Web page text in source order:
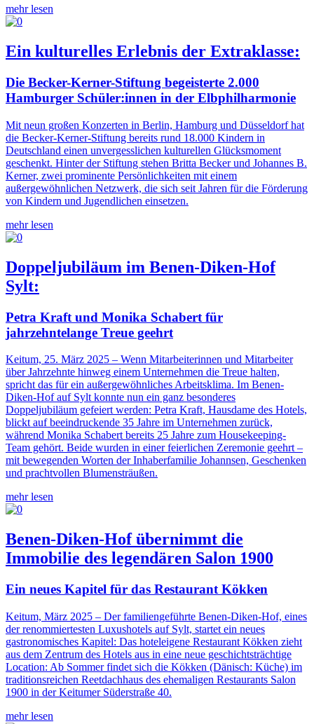
mehr lesen
Ein kulturelles Erlebnis der Extraklasse:
Die Becker-Kerner-Stiftung begeisterte 2.000
Hamburger Schüler:innen in der Elbphilharmonie
Mit neun großen Konzerten in Berlin, Hamburg und Düsseldorf hat
die Becker-Kerner-Stiftung bereits rund 18.000 Kindern in
Deutschland einen unvergesslichen kulturellen Glücksmoment
geschenkt. Hinter der Stiftung stehen Britta Becker und Johannes B.
Kerner, zwei prominente Persönlichkeiten mit einem
außergewöhnlichen Netzwerk, die sich seit Jahren für die Förderung
von Kindern und Jugendlichen einsetzen.
mehr lesen
Doppeljubiläum im Benen-Diken-Hof
Sylt:
Petra Kraft und Monika Schabert für
jahrzehntelange Treue geehrt
Keitum, 25. März 2025 – Wenn Mitarbeiterinnen und Mitarbeiter
über Jahrzehnte hinweg einem Unternehmen die Treue halten,
spricht das für ein außergewöhnliches Arbeitsklima. Im Benen-
Diken-Hof auf Sylt konnte nun ein ganz besonderes
Doppeljubiläum gefeiert werden: Petra Kraft, Hausdame des Hotels,
blickt auf beeindruckende 35 Jahre im Unternehmen zurück,
während Monika Schabert bereits 25 Jahre zum Housekeeping-
Team gehört. Beide wurden in einer feierlichen Zeremonie geehrt –
mit bewegenden Worten der Inhaberfamilie Johannsen, Geschenken
und prachtvollen Blumensträußen.
mehr lesen
Benen-Diken-Hof übernimmt die
Immobilie des legendären Salon 1900
Ein neues Kapitel für das Restaurant Kökken
Keitum, März 2025 – Der familiengeführte Benen-Diken-Hof, eines
der renommiertesten Luxushotels auf Sylt, startet ein neues
gastronomisches Kapitel: Das hoteleigene Restaurant Kökken zieht
aus dem Zentrum des Hotels aus in eine neue geschichtsträchtige
Location: Ab Sommer findet sich die Kökken (Dänisch: Küche) im
traditionsreichen Reetdachhaus des ehemaligen Restaurants Salon
1900 in der Keitumer Süderstraße 40.
mehr lesen